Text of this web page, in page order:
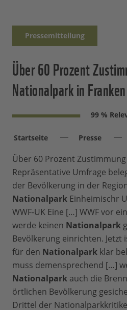
Pressemitteilung
Über 60 Prozent
Nationalpark in Franken
99 %
Startseite Presse
Über 60 Prozent
Repräsentative Umfrage
der Bevölkerung in der
Nationalpark Einheimischr
WWF-UK Eine […] WWF vor
werde keinen Nationalpark
Bevölkerung einrichten.
für den Nationalpark klar
muss demensprechend […]
Nationalpark auch die
örtlichen Bevölkerung
Drittel der